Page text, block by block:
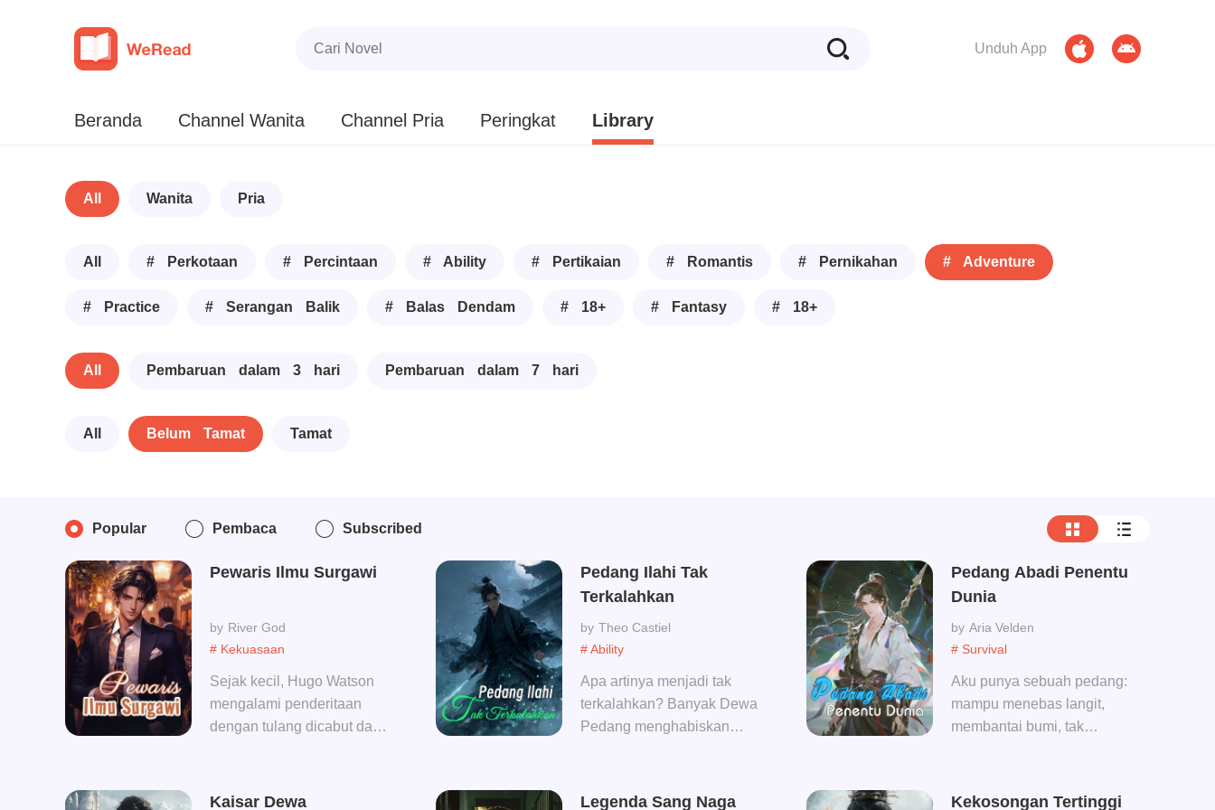
Unduh App
Beranda Channel Wanita Channel Pria Peringkat Library
All Wanita Pria
All # Perkotaan # Percintaan # Ability # Pertikaian # Romantis # Pernikahan # Adventure
# Practice # Serangan Balik # Balas Dendam # 18+ # Fantasy # 18+
All Pembaruan dalam 3 hari Pembaruan dalam 7 hari
All Belum Tamat Tamat
Popular Pembaca Subscribed
# Kekuasaan
Pewaris Ilmu Surgawi
River God
Sejak kecil, Hugo Watson
mengalami penderitaan
dengan tulang dicabut dan
pegunungan selama lima
# Ability
Pedang Ilahi Tak
Terkalahkan
Theo Castiel
Apa artinya menjadi tak
terkalahkan? Banyak Dewa
Pedang menghabiskan
satu niat pedang tertinggi,
# Survival
Pedang Abadi Penentu
Dunia
Aria Velden
Aku punya sebuah pedang:
mampu menebas langit,
membantai bumi, tak
Kaisar Dewa
Legenda Sang Naga
Kekosongan Tertinggi